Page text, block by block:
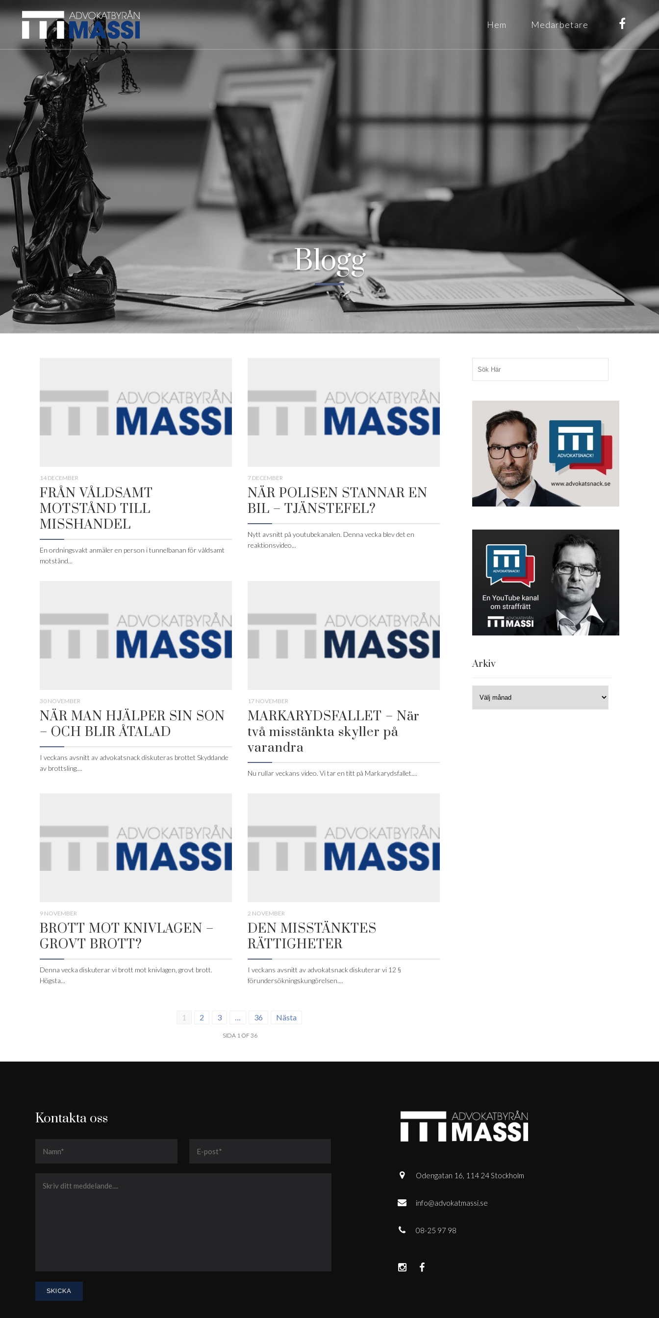
Hem Medarbetare
Blogg
14 DECEMBER
FRÅN VÅLDSAMT
MOTSTÅND TILL
MISSHANDEL
En ordningsvakt anmäler en person i tunnelbanan för våldsamt
motstånd...
7 DECEMBER
NÄR POLISEN STANNAR EN
BIL – TJÄNSTEFEL?
Nytt avsnitt på youtubekanalen. Denna vecka blev det en
reaktionsvideo...
30 NOVEMBER
NÄR MAN HJÄLPER SIN SON
– OCH BLIR ÅTALAD
I veckans avsnitt av advokatsnack diskuteras brottet Skyddande
av brottsling....
17 NOVEMBER
MARKARYDSFALLET – När
två misstänkta skyller på
varandra
Nu rullar veckans video. Vi tar en titt på Markarydsfallet....
9 NOVEMBER
BROTT MOT KNIVLAGEN –
GROVT BROTT?
Denna vecka diskuterar vi brott mot knivlagen, grovt brott.
Högsta...
2 NOVEMBER
DEN MISSTÄNKTES
RÄTTIGHETER
I veckans avsnitt av advokatsnack diskuterar vi 12 §
förundersökningskungörelsen....
1 2 3 … 36 Nästa
SIDA 1 OF 36
Arkiv
Kontakta oss
Odengatan 16, 114 24 Stockholm
info@advokatmassi.se
08-25 97 98